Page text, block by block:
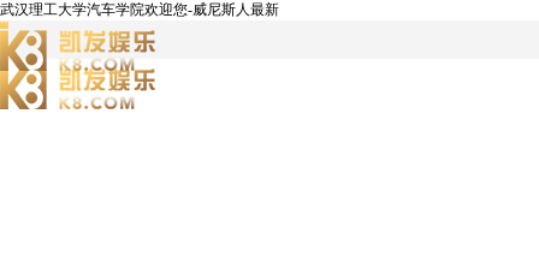
武汉理工大学汽车学院欢迎您-威尼斯人最新